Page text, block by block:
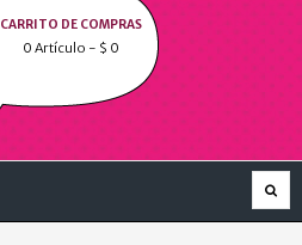
CARRITO DE COMPRAS
0 Artículo - $ 0